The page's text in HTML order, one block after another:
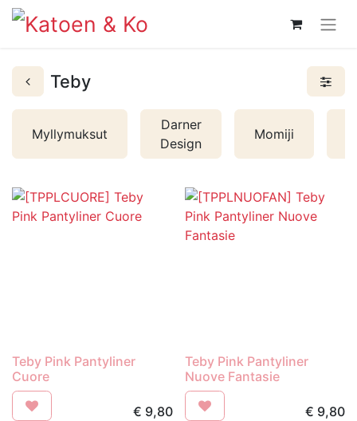
Teby
Myllymuksut
Darner
Design
Momiji
Teby Pink Pantyliner
Cuore
€ 9,80
Teby Pink Pantyliner
Nuove Fantasie
€ 9,80